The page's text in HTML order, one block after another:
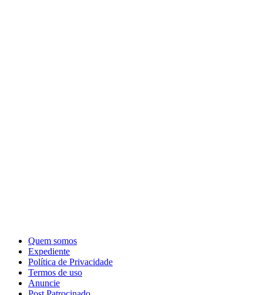
Quem somos
Expediente
Política de Privacidade
Termos de uso
Anuncie